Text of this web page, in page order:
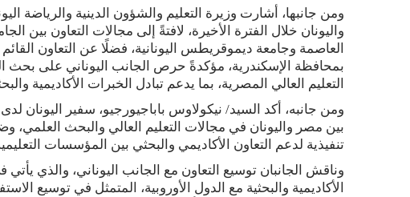
ومن جانبها، أشارت وزيرة التعليم والشؤون الدينية والرياضة
واليونان خلال الفترة الأخيرة، لافتةً إلى مجالات التعاون بين
العاصمة وجامعة ديموقريطس اليونانية، فضلًا عن التعاون
بمحافظة الإسكندرية، مؤكدةً حرص الجانب اليوناني على
التعليم العالي المصرية، بما يدعم تبادل الخبرات الأكاديمية
ومن جانبه، أكد السيد/ نيكولاوس باباجيورجيو، سفير اليونان
بين مصر واليونان في مجالات التعليم العالي والبحث
تنفيذية لدعم التعاون الأكاديمي والبحثي بين المؤسسات
وناقش الجانبان توسيع التعاون مع الجانب اليوناني، والذي
الأكاديمية والبحثية مع الدول الأوروبية، المتمثل في توسيع